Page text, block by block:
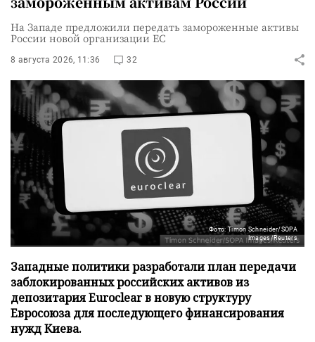
На Западе предложили передать замороженные активы
России новой организации ЕС
8 августа 2026, 11:36 32
Фото: Timon Schneider/SOPA
Images/Reuters
Западные политики разработали план передачи
заблокированных российских активов из
депозитария Euroclear в новую структуру
Евросоюза для последующего финансирования
нужд Киева.